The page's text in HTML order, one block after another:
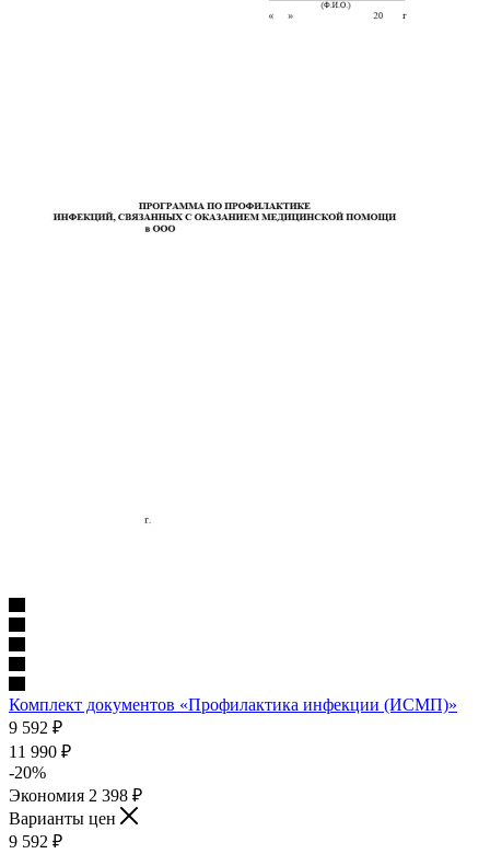
Комплект документов «Профилактика инфекции (ИСМП)»
9 592 ₽
11 990 ₽
-20%
Экономия 2 398 ₽
Варианты цен
9 592 ₽